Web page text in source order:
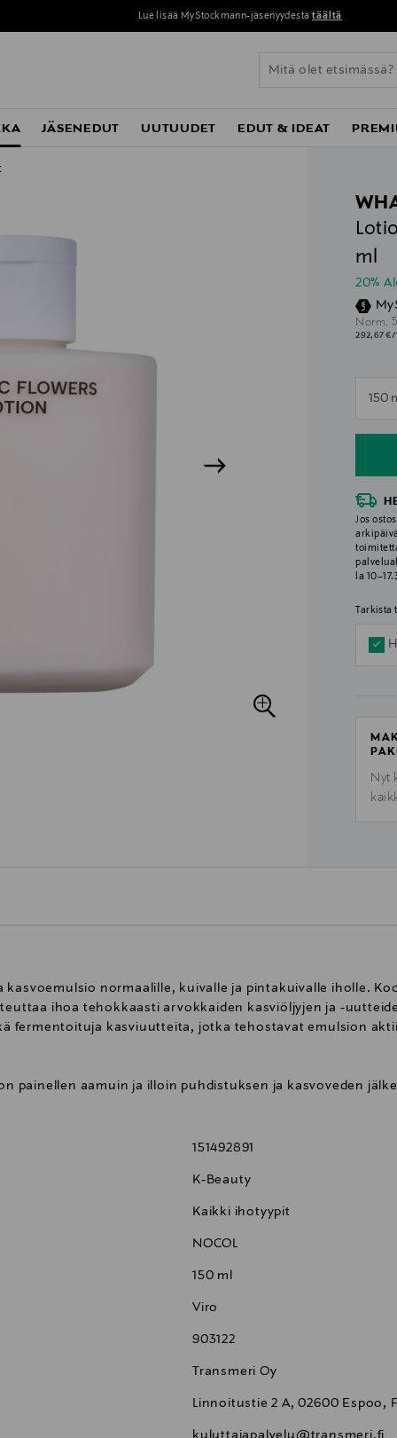
Lue lisää MyStockmann-jäsenyydestä täältä
JÄSENEDUT UUTUUDET EDUT & IDEAT
ml
20%
Norm.
292,67 €/
150
Jos
la
Tarkista
Nyt
kasvoemulsio normaalille, kuivalle ja pintakuivalle iholle.
ihoa tehokkaasti arvokkaiden kasviöljyjen ja -
fermentoituja kasviuutteita, jotka tehostavat emulsion
painellen aamuin ja illoin puhdistuksen ja kasvoveden
151492891
K-Beauty
Kaikki ihotyypit
NOCOL
150 ml
Viro
903122
Transmeri Oy
Linnoitustie 2 A, 02600 Espoo,